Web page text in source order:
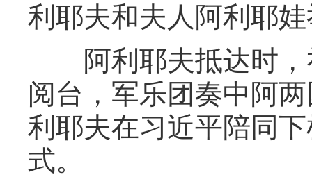
利耶夫和夫人阿利耶
阿利耶夫抵达时，
阅台，军乐团奏中阿
利耶夫在习近平陪同
式。